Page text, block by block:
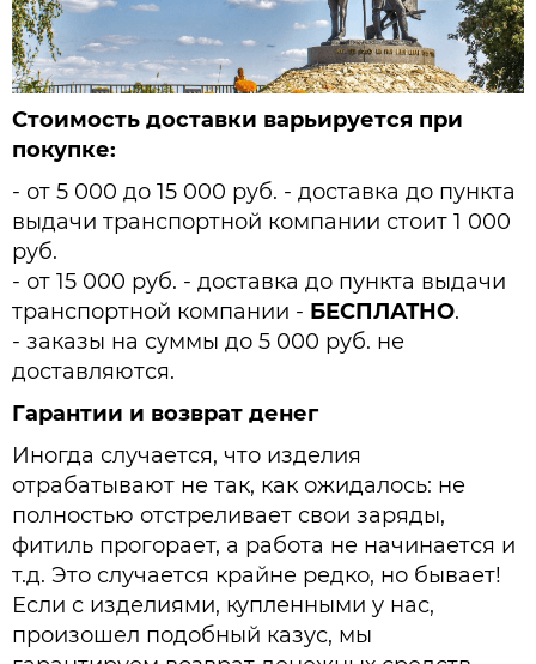
Стоимость доставки варьируется при
покупке:
- от 5 000 до 15 000 руб. - доставка до пункта
выдачи транспортной компании стоит 1 000
руб.
- от 15 000 руб. - доставка до пункта выдачи
транспортной компании - БЕСПЛАТНО.
- заказы на суммы до 5 000 руб. не
доставляются.
Гарантии и возврат денег
Иногда случается, что изделия
отрабатывают не так, как ожидалось: не
полностью отстреливает свои заряды,
фитиль прогорает, а работа не начинается и
т.д. Это случается крайне редко, но бывает!
Если с изделиями, купленными у нас,
произошел подобный казус, мы